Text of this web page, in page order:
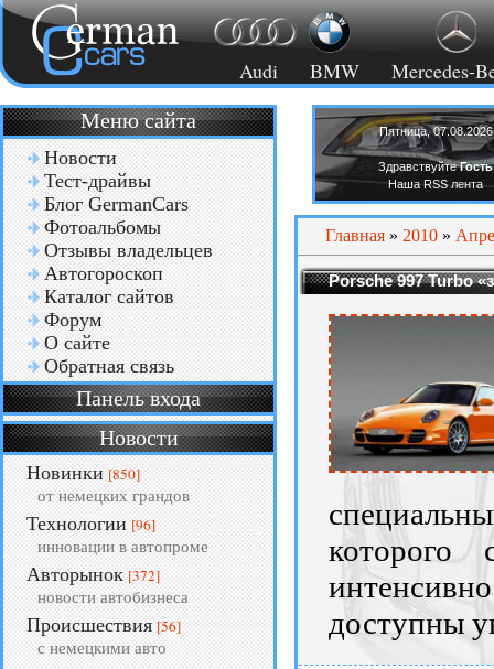
Audi BMW Mercedes-
Меню сайта
Новости
Тест-драйвы
Блог GermanCars
Фотоальбомы
Отзывы владельцев
Автогороскоп
Каталог сайтов
Форум
О сайте
Обратная связь
Панель входа
Новости
Новинки [850]
от немецких грандов
Технологии [96]
инновации в автопроме
Авторынок [372]
новости автобизнеса
Происшествия [56]
с немецкими авто
Пятница, 07.08.2026
ЗдравствуйтеГость
Наша RSS лента
Главная » 2010 »
Porsche 997 Turbo
которого
доступны